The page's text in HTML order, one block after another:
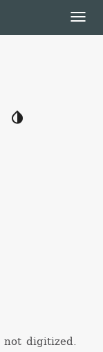
invert_colors
not digitized.